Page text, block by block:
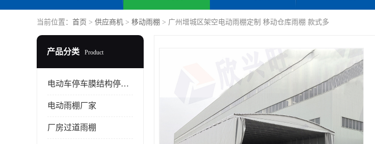
当前位置： 首页 > 供应商机 > 移动雨棚 > 广州增城区架空电动雨棚定制 移动仓库雨棚 款式多
产品分类 Product
电动车停车膜结构停车棚
电动雨棚厂家
厂房过道雨棚